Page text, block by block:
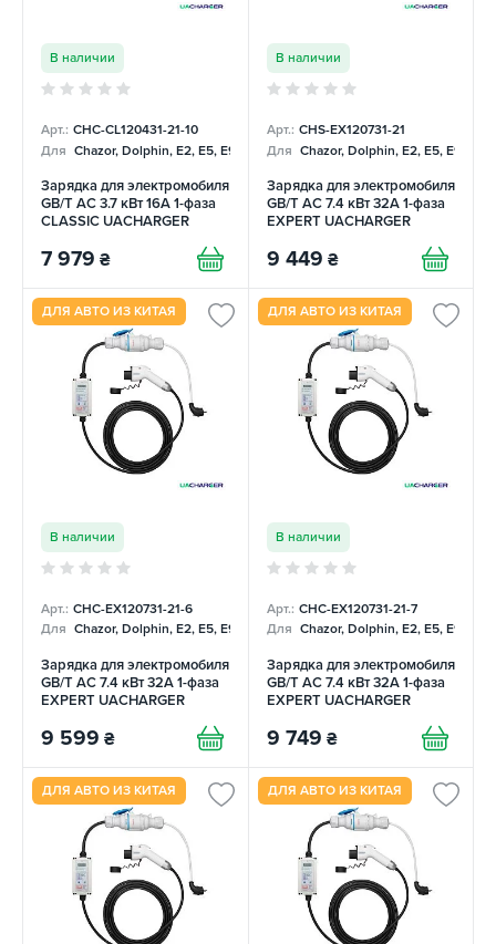
В наличии
Арт.: CHC-CL120431-21-10
Для Chazor, Dolphin, E2, E5, E9, Mercedes
Зарядка для электромобиля
GB/T AC 3.7 кВт 16А 1-фаза
CLASSIC UACHARGER
7 979 ₴
В наличии
Арт.: CHS-EX120731-21
Для Chazor, Dolphin, E2, E5, E9,
Зарядка для электромобиля
GB/T AC 7.4 кВт 32А 1-фаза
EXPERT UACHARGER
9 449 ₴
ДЛЯ АВТО ИЗ КИТАЯ
В наличии
Арт.: CHC-EX120731-21-6
Для Chazor, Dolphin, E2, E5, E9, Mercedes
Зарядка для электромобиля
GB/T AC 7.4 кВт 32А 1-фаза
EXPERT UACHARGER
9 599 ₴
ДЛЯ АВТО ИЗ КИТАЯ
В наличии
Арт.: CHC-EX120731-21-7
Для Chazor, Dolphin, E2, E5, E9,
Зарядка для электромобиля
GB/T AC 7.4 кВт 32А 1-фаза
EXPERT UACHARGER
9 749 ₴
ДЛЯ АВТО ИЗ КИТАЯ ДЛЯ АВТО ИЗ КИТАЯ